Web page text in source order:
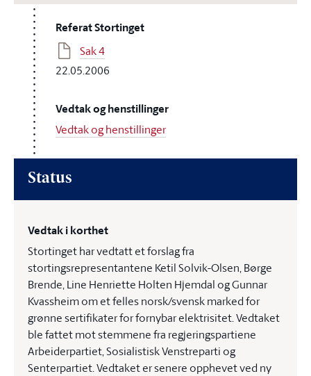
Referat Stortinget
Sak 4
22.05.2006
Vedtak og henstillinger
Vedtak og henstillinger
Status
Vedtak i korthet
Stortinget har vedtatt et forslag fra
stortingsrepresentantene Ketil Solvik-Olsen, Børge
Brende, Line Henriette Holten Hjemdal og Gunnar
Kvassheim om et felles norsk/svensk marked for
grønne sertifikater for fornybar elektrisitet. Vedtaket
ble fattet mot stemmene fra regjeringspartiene
Arbeiderpartiet, Sosialistisk Venstreparti og
Senterpartiet. Vedtaket er senere opphevet ved ny